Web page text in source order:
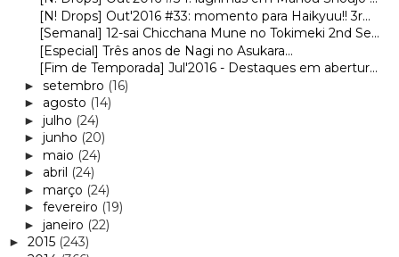
[N! Drops] Out'2016 #33: momento para Haikyuu!! 3r...
[Semanal] 12-sai Chicchana Mune no Tokimeki 2nd Se...
[Especial] Três anos de Nagi no Asukara...
[Fim de Temporada] Jul'2016 - Destaques em abertur...
► setembro (16)
► agosto (14)
► julho (24)
► junho (20)
► maio (24)
► abril (24)
► março (24)
► fevereiro (19)
► janeiro (22)
► 2015 (243)